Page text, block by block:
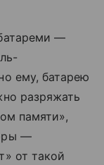
—
ему, батарею
разряжать
памяти»,
—
от такой